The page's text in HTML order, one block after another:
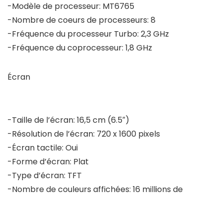
-Modèle de processeur: MT6765
-Nombre de coeurs de processeurs: 8
-Fréquence du processeur Turbo: 2,3 GHz
-Fréquence du coprocesseur: 1,8 GHz
Écran
-Taille de l’écran: 16,5 cm (6.5″)
-Résolution de l’écran: 720 x 1600 pixels
-Écran tactile: Oui
-Forme d’écran: Plat
-Type d’écran: TFT
-Nombre de couleurs affichées: 16 millions de